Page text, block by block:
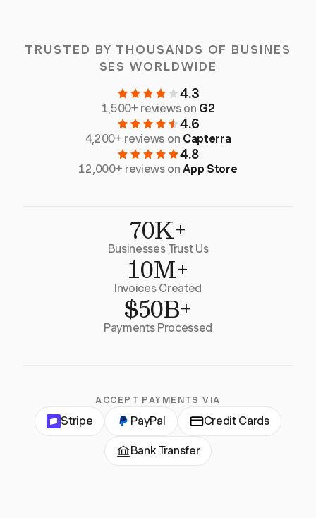
TRUSTED BY THOUSANDS OF BUSINES
SES WORLDWIDE
4.3
1,500+ reviews on G2
4.6
4,200+ reviews on Capterra
4.8
12,000+ reviews onApp Store
70K+
Businesses Trust Us
10M+
Invoices Created
$50B+
Payments Processed
ACCEPT PAYMENTS VIA
Stripe PayPal Credit Cards
Bank Transfer